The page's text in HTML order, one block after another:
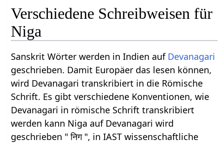
Verschiedene Schreibweisen für
Niga
Sanskrit Wörter werden in Indien auf Devanagari
geschrieben. Damit Europäer das lesen können,
wird Devanagari transkribiert in die Römische
Schrift. Es gibt verschiedene Konventionen, wie
Devanagari in römische Schrift transkribiert
werden kann Niga auf Devanagari wird
geschrieben " निग ", in IAST wissenschaftliche